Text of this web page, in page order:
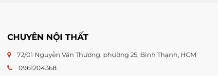
CHUYÊN NỘI THẤT
72/01 Nguyễn Văn Thương, phường 25, Bình Thạnh, HCM
0961204368